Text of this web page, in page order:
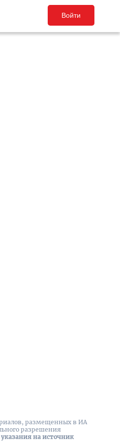
Войти
размещенных в ИА
разрешения
указания на источник